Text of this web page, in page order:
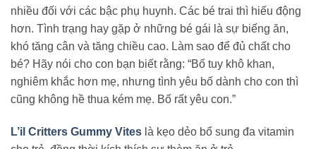
nhiều đối với các bậc phụ huynh. Các bé trai thì hiếu động
hơn. Tình trạng hay gặp ở những bé gái là sự biếng ăn,
khó tăng cân và tăng chiều cao. Làm sao để đủ chất cho
bé? Hãy nói cho con bạn biết rằng: “Bố tuy khô khan,
nghiêm khắc hơn mẹ, nhưng tình yêu bố dành cho con thì
cũng không hề thua kém mẹ. Bố rất yêu con.”
L’il Critters Gummy Vites là kẹo dẻo bổ sung đa vitamin